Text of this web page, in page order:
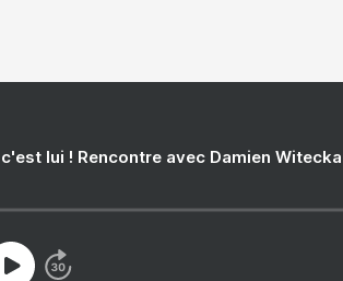
lui ! Rencontre avec Damien Witecka